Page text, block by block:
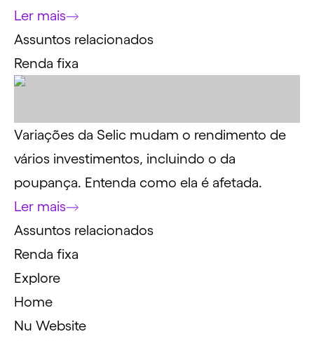
Ler mais
Assuntos relacionados
Renda fixa
Variações da Selic mudam o rendimento de
vários investimentos, incluindo o da
poupança. Entenda como ela é afetada.
Ler mais
Assuntos relacionados
Renda fixa
Explore
Home
Nu Website